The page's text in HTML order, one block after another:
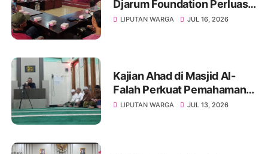
Djarum Foundation Perluas
Akses Sanitasi Layak di
LIPUTAN WARGA JUL 16, 2026
Kajian Ahad di Masjid Al-
Falah Perkuat Pemahaman
Sunnah dan Tingkatkan
LIPUTAN WARGA JUL 13, 2026